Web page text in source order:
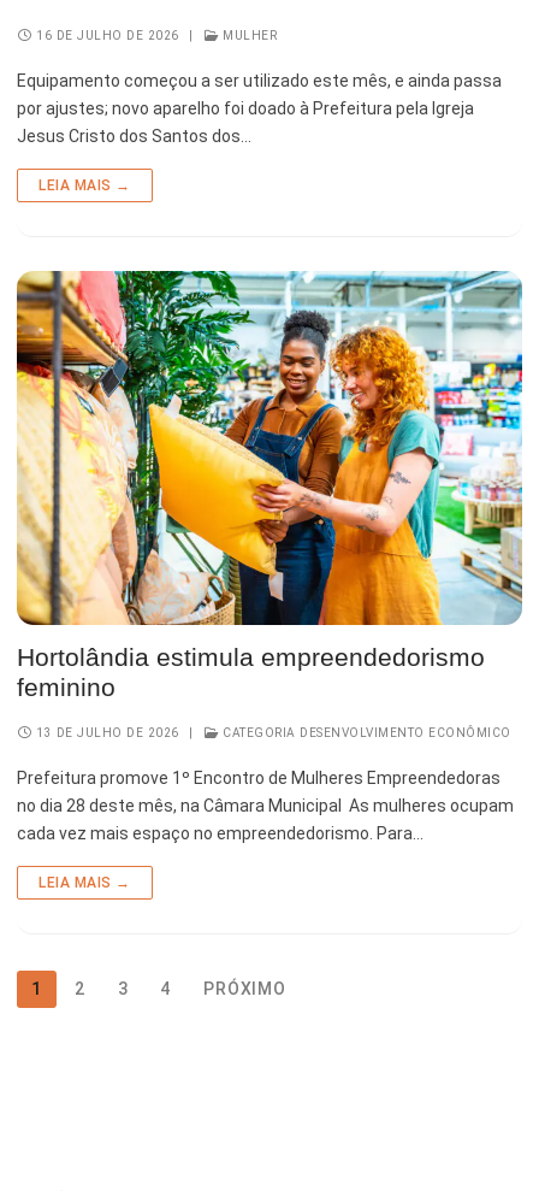
16 DE JULHO DE 2026 MULHER
Equipamento começou a ser utilizado este mês, e ainda passa
por ajustes; novo aparelho foi doado à Prefeitura pela Igreja
Jesus Cristo dos Santos dos…
LEIA MAIS →
Hortolândia estimula empreendedorismo
feminino
13 DE JULHO DE 2026 CATEGORIA DESENVOLVIMENTO ECONÔMICO
Prefeitura promove 1º Encontro de Mulheres Empreendedoras
no dia 28 deste mês, na Câmara Municipal As mulheres ocupam
cada vez mais espaço no empreendedorismo. Para…
LEIA MAIS →
1 2 3 4 PRÓXIMO